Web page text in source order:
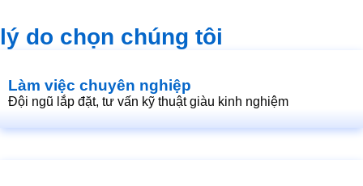
lý do chọn chúng tôi
Làm việc chuyên nghiệp
Đội ngũ lắp đặt, tư vấn kỹ thuật giàu kinh nghiệm